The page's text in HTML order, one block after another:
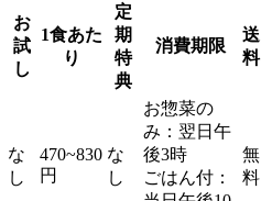
お
試
し
1食あた
り
定
期
特
典
消費期限
送
料
な
し
470~830
円
な
し
お惣菜の
み：翌日午
後3時
ごはん付：
無
料